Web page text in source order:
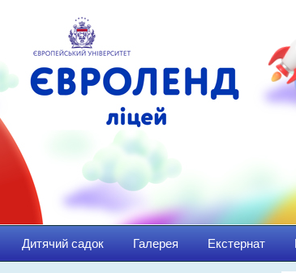
Дитячий садок Галерея Екстернат